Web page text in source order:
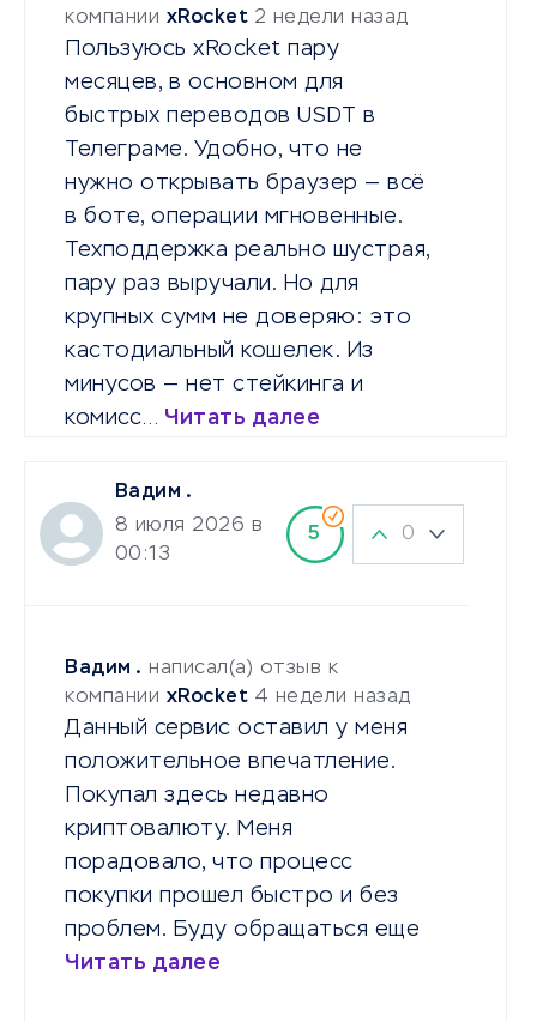
компании xRocket 2 недели назад
Пользуюсь xRocket пару
месяцев, в основном для
быстрых переводов USDT в
Телеграме. Удобно, что не
нужно открывать браузер — всё
в боте, операции мгновенные.
Техподдержка реально шустрая,
пару раз выручали. Но для
крупных сумм не доверяю: это
кастодиальный кошелек. Из
минусов — нет стейкинга и
комисс… Читать далее
Вадим .
8 июля 2026 в
00:13
5 0
Вадим . написал(а) отзыв к
компании xRocket 4 недели назад
Данный сервис оставил у меня
положительное впечатление.
Покупал здесь недавно
криптовалюту. Меня
порадовало, что процесс
покупки прошел быстро и без
проблем. Буду обращаться еще
Читать далее